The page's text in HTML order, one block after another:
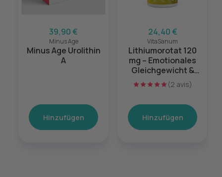
39,90 €
Minus Age
Minus Age Urolithin
A
Hinzufügen
24,40 €
VitaSanum
Lithiumorotat 120
mg – Emotionales
Gleichgewicht &
mentale Balance –
60 Kapseln
(2 avis)
Hinzufügen